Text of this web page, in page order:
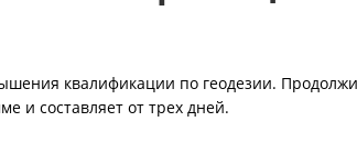
квалификации по геодезии.
и составляет от трех дней.